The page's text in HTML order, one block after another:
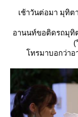
เช้าวันต่อมา มุทิต
อานนท์ขอติดรถมุทิ
ทรมาบอกว่าอ